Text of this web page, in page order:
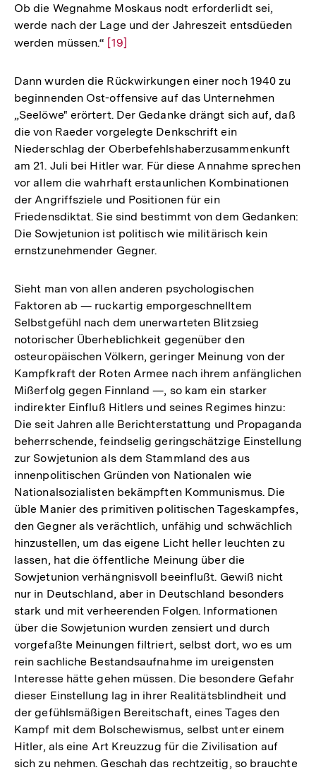
Ob die Wegnahme Moskaus nodt erforderlidt sei,
werde nach der Lage und der Jahreszeit entsdüeden
werden müssen.“ Zur
der
Fußnote
[19]
Dann wurden die Rückwirkungen einer noch 1940 zu
beginnenden Ost-offensive auf das Unternehmen
„Seelöwe" erörtert. Der Gedanke drängt sich auf, daß
die von Raeder vorgelegte Denkschrift ein
Niederschlag der Oberbefehlshaberzusammenkunft
am 21. Juli bei Hitler war. Für diese Annahme sprechen
vor allem die wahrhaft erstaunlichen Kombinationen
der Angriffsziele und Positionen für ein
Friedensdiktat. Sie sind bestimmt von dem Gedanken:
Die Sowjetunion ist politisch wie militärisch kein
ernstzunehmender Gegner.
Sieht man von allen anderen psychologischen
Faktoren ab — ruckartig emporgeschnelltem
Selbstgefühl nach dem unerwarteten Blitzsieg
notorischer Überheblichkeit gegenüber den
osteuropäischen Völkern, geringer Meinung von der
Kampfkraft der Roten Armee nach ihrem anfänglichen
Mißerfolg gegen Finnland —, so kam ein starker
indirekter Einfluß Hitlers und seines Regimes hinzu:
Die seit Jahren alle Berichterstattung und Propaganda
beherrschende, feindselig geringschätzige Einstellung
zur Sowjetunion als dem Stammland des aus
innenpolitischen Gründen von Nationalen wie
Nationalsozialisten bekämpften Kommunismus. Die
üble Manier des primitiven politischen Tageskampfes,
den Gegner als verächtlich, unfähig und schwächlich
hinzustellen, um das eigene Licht heller leuchten zu
lassen, hat die öffentliche Meinung über die
Sowjetunion verhängnisvoll beeinflußt. Gewiß nicht
nur in Deutschland, aber in Deutschland besonders
stark und mit verheerenden Folgen. Informationen
über die Sowjetunion wurden zensiert und durch
vorgefaßte Meinungen filtriert, selbst dort, wo es um
rein sachliche Bestandsaufnahme im ureigensten
Interesse hätte gehen müssen. Die besondere Gefahr
dieser Einstellung lag in ihrer Realitätsblindheit und
der gefühlsmäßigen Bereitschaft, eines Tages den
Kampf mit dem Bolschewismus, selbst unter einem
Hitler, als eine Art Kreuzzug für die Zivilisation auf
sich zu nehmen. Geschah das rechtzeitig, so brauchte